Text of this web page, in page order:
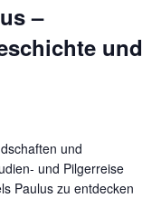
–
und
und
und Pilgerreise
Paulus zu entdecken